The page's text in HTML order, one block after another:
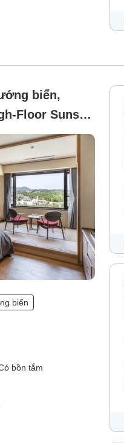
biển,
Floor Sunset]
in 2018)
biển
bồn tắm